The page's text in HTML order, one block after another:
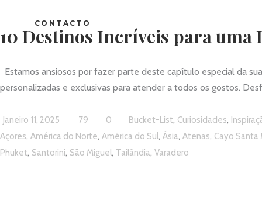
CONTACTO
10 Destinos Incríveis para uma
Estamos ansiosos por fazer parte deste capítulo especial da
personalizadas e exclusivas para atender a todos os gostos.
Janeiro 11, 2025 79 0 Bucket-List, Curiosidades,
Açores, América do Norte, América do Sul , Ásia, Atenas, Cayo Santa
Phuket, Santorini, São Miguel , Tailândia, Varadero